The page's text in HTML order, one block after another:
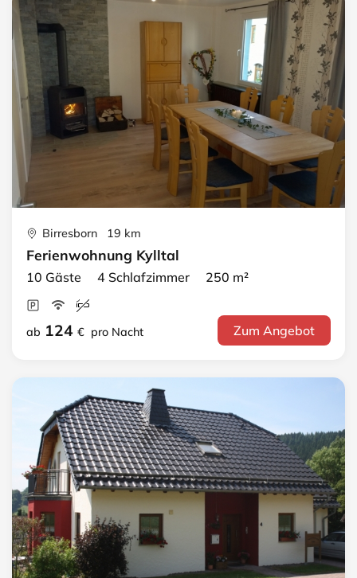
Birresborn 19 km
Ferienwohnung Kylltal
10 Gäste 4 Schlafzimmer 250 m²
ab 124 € pro Nacht Zum Angebot